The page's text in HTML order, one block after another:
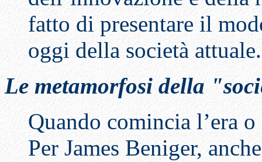
fatto di presentare il
oggi della società attuale.
Le metamorfosi della
Quando comincia l’era
Per James Beniger,